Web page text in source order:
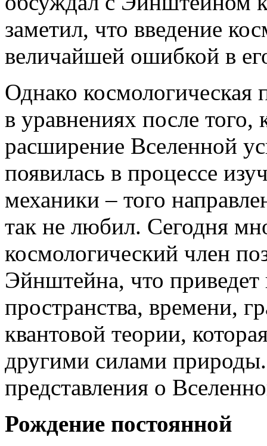
заметил, что введение
величайшей ошибкой в
Однако космологическая
в уравнениях после того,
расширение Вселенной
появилась в процессе
механики – того
так не любил. Сегодня
космологический член
Эйнштейна, что
пространства, времени,
квантовой теории,
другими силами
представления о
Рождение постоянной